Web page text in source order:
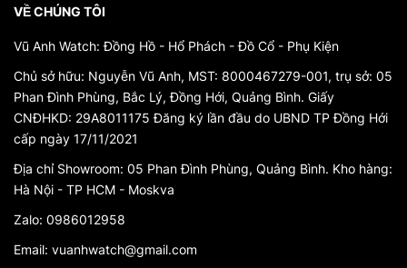
"Thời gian là vàng, và sự đẳng cấp là vĩnh cửu."
Bạn là người yêu thời trang và muốn thể hiện phong cách
đẳng cấp của mình? Đồng hồ Vàng Đúc Nguyên Khối của
bật vẻ đẹp và đẳng cấp của bạn.
Đẳng Cấp từ Nga:Chế tác bởi những nghệ nhân hàng đầu
VỀ CHÚNG TÔI
Vũ Anh Watch: Đồng Hồ - Hổ Phách - Đồ Cổ - Phụ Kiện
Chủ sở hữu: Nguyễn Vũ Anh, MST: 8000467279-001, trụ sở: 05
Phan Đình Phùng, Bắc Lý, Đồng Hới, Quảng Bình. Giấy
CNĐHKD: 29A8011175 Đăng ký lần đầu do UBND TP Đồng Hới
cấp ngày 17/11/2021
Địa chỉ Showroom: 05 Phan Đình Phùng, Quảng Bình. Kho hàng:
Hà Nội - TP HCM - Moskva
Zalo: 0986012958
Email: vuanhwatch@gmail.com